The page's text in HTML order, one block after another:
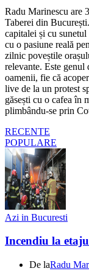
Radu Marinescu are
Taberei din
capitalei și cu
cu o pasiune reală
zilnic poveștile
relevante. Este genul
oamenii, fie că
live de la un protest
găsești cu o cafea în
plimbându-se prin
RECENTE
POPULARE
Azi in Bucuresti
Incendiu la
De laRadu